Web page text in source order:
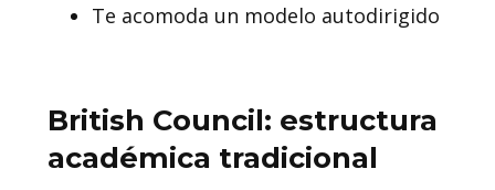
Te acomoda un modelo autodirigido
British Council: estructura
académica tradicional